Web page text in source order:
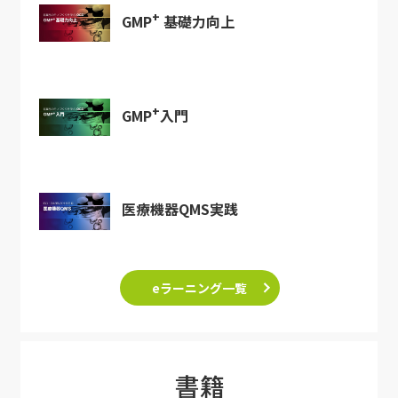
GMP+ 基礎力向上
GMP+入門
医療機器QMS実践
eラーニング一覧
書籍